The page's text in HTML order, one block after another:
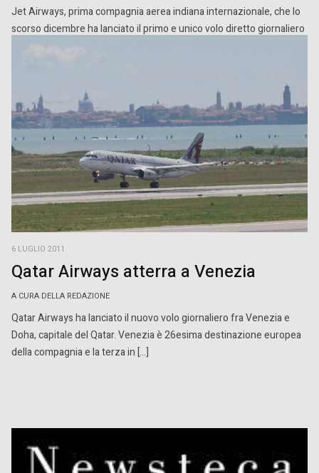
Jet Airways, prima compagnia aerea indiana internazionale, che lo
scorso dicembre ha lanciato il primo e unico volo diretto giornaliero
Italia – India, da Milano Malpensa […]
6 LUGLIO 2011
Qatar Airways atterra a Venezia
A CURA DELLA REDAZIONE
Qatar Airways ha lanciato il nuovo volo giornaliero fra Venezia e
Doha, capitale del Qatar. Venezia è 26esima destinazione europea
della compagnia e la terza in […]